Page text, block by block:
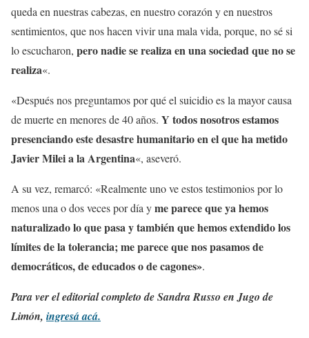
queda en nuestras cabezas, en nuestro corazón y en nuestros
sentimientos, que nos hacen vivir una mala vida, porque, no sé si
lo escucharon, pero nadie se realiza en una sociedad que no se
realiza«.
«Después nos preguntamos por qué el suicidio es la mayor causa
de muerte en menores de 40 años. Y todos nosotros estamos
presenciando este desastre humanitario en el que ha metido
Javier Milei a la Argentina«, aseveró.
A su vez, remarcó: «Realmente uno ve estos testimonios por lo
menos una o dos veces por día yme parece que ya hemos
naturalizado lo que pasa y también que hemos extendido los
límites de la tolerancia; me parece que nos pasamos de
democráticos, de educados o de cagones».
Para ver el editorial completo de Sandra Russo en Jugo de
Limón, ingresá acá.